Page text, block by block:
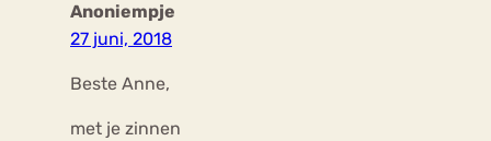
Anoniempje
27 juni, 2018
Beste Anne,
met je zinnen